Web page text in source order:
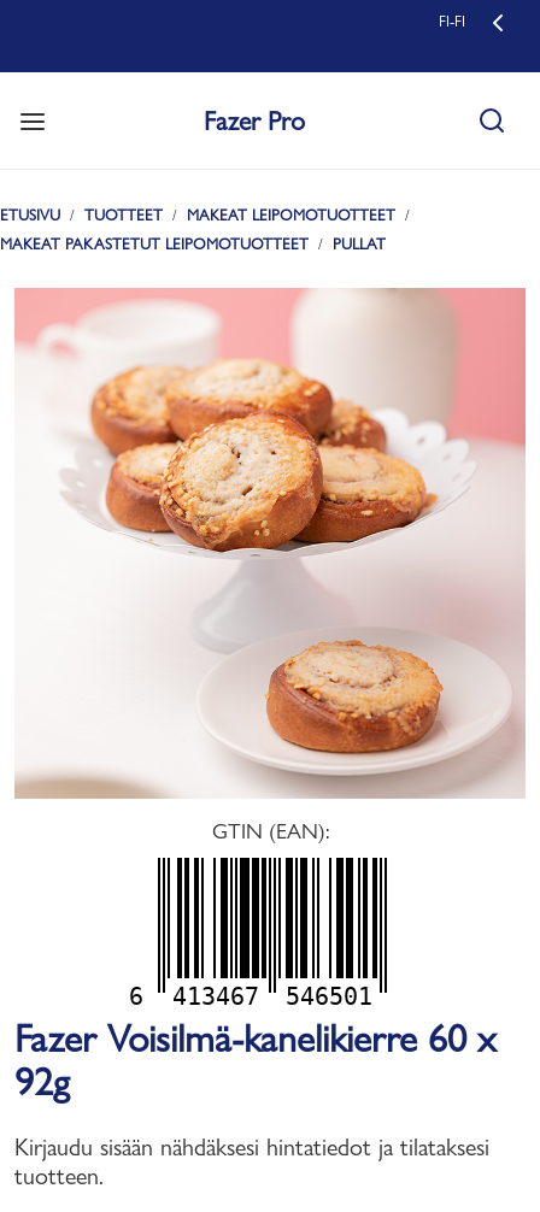
FI-FI
Fazer Pro
ETUSIVU TUOTTEET
MAKEAT LEIPOMOTUOTTEET
MAKEAT PAKASTETUT LEIPOMOTUOTTEET
PULLAT
GTIN (EAN):
6 413467 546501
Fazer Voisilmä-kanelikierre 60 x
92g
Kirjaudu sisään nähdäksesi hintatiedot ja tilataksesi
tuotteen.